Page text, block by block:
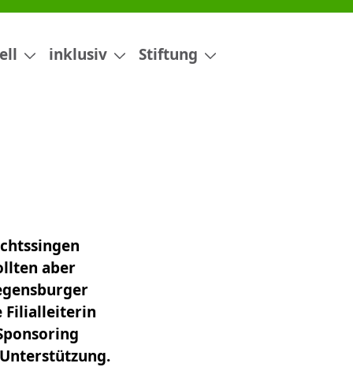
inklusiv
Stiftung
aber
Filialleiterin